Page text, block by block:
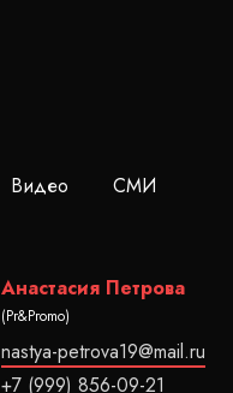
Видео СМИ
Анастасия Петрова
(Pr&Promo)
nastya-petrova19@mail.ru
+7 (999) 856-09-21